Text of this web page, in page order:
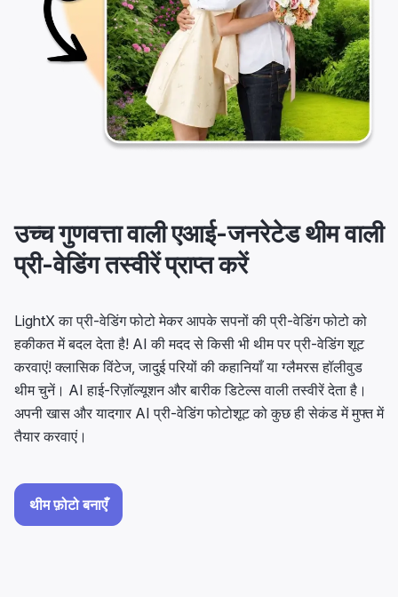
उच्च गुणवत्ता वाली एआई-जनरेटेड थीम वाली
प्री-वेडिंग तस्वीरें प्राप्त करें
LightX का प्री-वेडिंग फोटो मेकर आपके सपनों की प्री-वेडिंग फोटो को
हकीकत में बदल देता है! AI की मदद से किसी भी थीम पर प्री-वेडिंग शूट
करवाएं! क्लासिक विंटेज, जादुई परियों की कहानियाँ या ग्लैमरस हॉलीवुड
थीम चुनें। AI हाई-रिज़ॉल्यूशन और बारीक डिटेल्स वाली तस्वीरें देता है।
अपनी खास और यादगार AI प्री-वेडिंग फोटोशूट को कुछ ही सेकंड में मुफ्त में
तैयार करवाएं।
थीम फ़ोटो बनाएँ